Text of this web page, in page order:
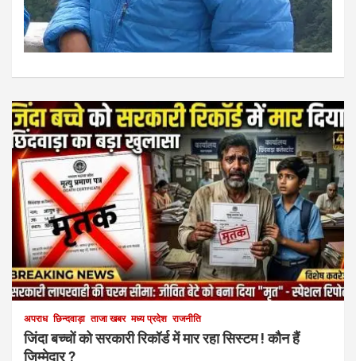
अपराध छिन्दवाड़ा ताजा खबर मध्य प्रदेश राजनीति
जिंदा बच्चों को सरकारी रिकॉर्ड में मार रहा सिस्टम ! कौन हैं
जिम्मेदार ?